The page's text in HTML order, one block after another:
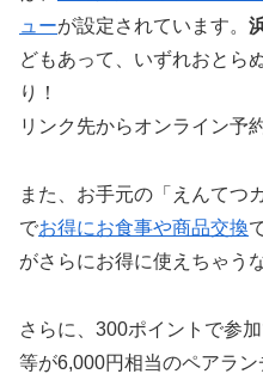
ューが設定されています。
どもあって、いずれおとら
り！
リンク先からオンライン予
また、お手元の「えんてつ
でお得にお食事や商品交換
がさらにお得に使えちゃう
さらに、300ポイントで参
等が6,000円相当のペアラン